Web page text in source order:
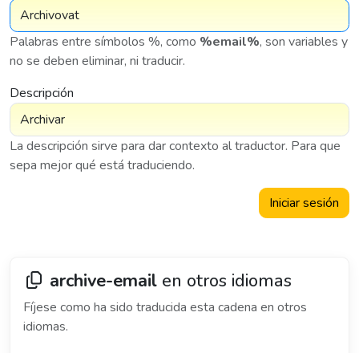
Palabras entre símbolos %, como %email%, son variables y
no se deben eliminar, ni traducir.
Descripción
La descripción sirve para dar contexto al traductor. Para que
sepa mejor qué está traduciendo.
Iniciar sesión
archive-email en otros idiomas
Fíjese como ha sido traducida esta cadena en otros
idiomas.